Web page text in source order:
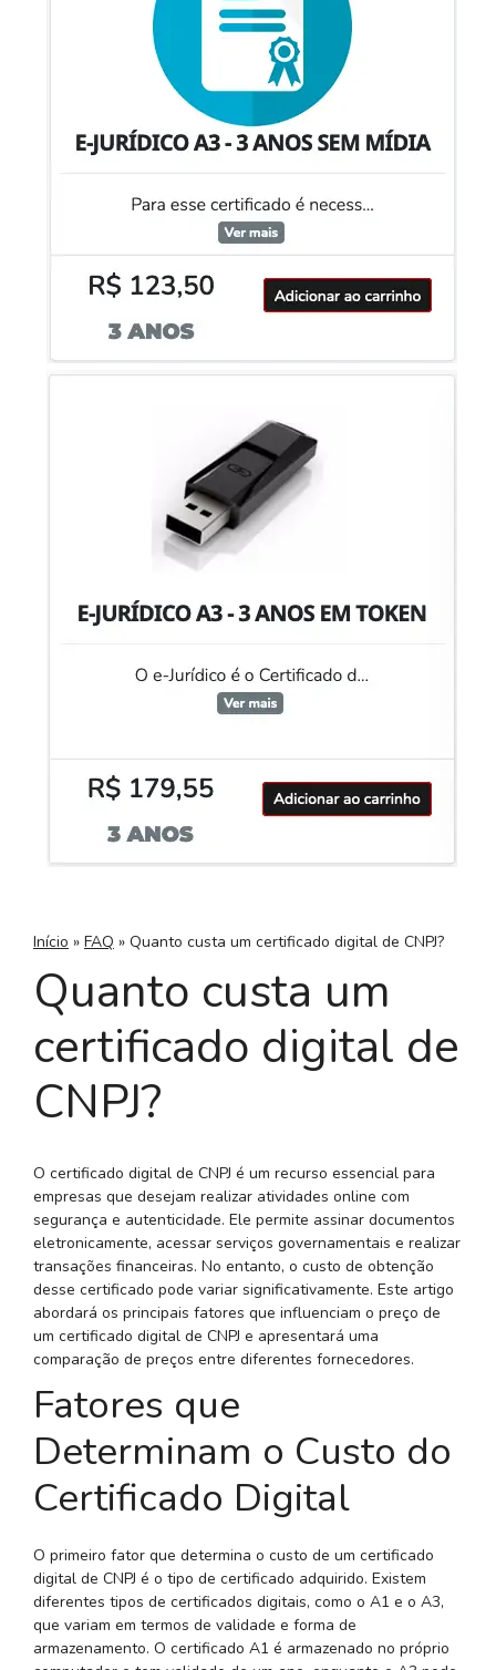
Início » FAQ » Quanto custa um certificado digital de CNPJ?
Quanto custa um
certificado digital de
CNPJ?
O certificado digital de CNPJ é um recurso essencial para
empresas que desejam realizar atividades online com
segurança e autenticidade. Ele permite assinar documentos
eletronicamente, acessar serviços governamentais e realizar
transações financeiras. No entanto, o custo de obtenção
desse certificado pode variar significativamente. Este artigo
abordará os principais fatores que influenciam o preço de
um certificado digital de CNPJ e apresentará uma
comparação de preços entre diferentes fornecedores.
Fatores que
Determinam o Custo do
Certificado Digital
O primeiro fator que determina o custo de um certificado
digital de CNPJ é o tipo de certificado adquirido. Existem
diferentes tipos de certificados digitais, como o A1 e o A3,
que variam em termos de validade e forma de
armazenamento. O certificado A1 é armazenado no próprio